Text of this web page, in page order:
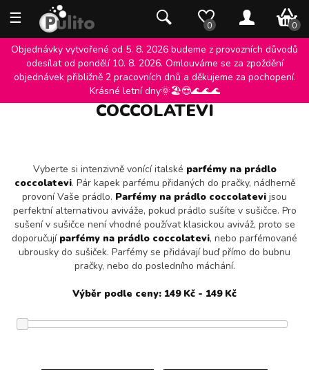
☰ 0 0
0
Objednávky vytvořené od 5. 8. 2026 budeme z provozních důvodů
odesílat od pondělí 10. 8. 2026. Omlouváme se za zpoždění
objednávek přibližně 2 pracovních dnů a děkujeme za pochopení.
Krásné letní dny🌞🏖️😎🌊🌊🌊
PARFÉMY NA PRÁDLO
COCCOLATEVI
Vyberte si intenzivně vonící italské parfémy na prádlo
coccolatevi. Pár kapek parfému přidaných do pračky, nádherně
provoní Vaše prádlo. Parfémy na prádlo coccolatevi jsou
perfektní alternativou aviváže, pokud prádlo sušíte v sušičce. Pro
sušení v sušičce není vhodné používat klasickou aviváž, proto se
doporučují parfémy na prádlo coccolatevi, nebo parfémované
ubrousky do sušiček. Parfémy se přidávají buď přímo do bubnu
pračky, nebo do posledního máchání.